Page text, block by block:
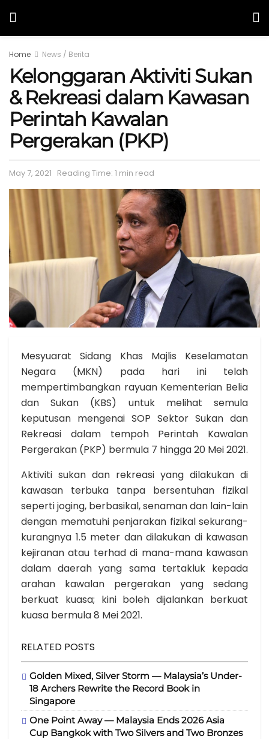
Home News / Berita
Kelonggaran Aktiviti Sukan
& Rekreasi dalam Kawasan
Perintah Kawalan
Pergerakan (PKP)
May 7, 2021 Reading Time: 1 min read
Mesyuarat Sidang Khas Majlis Keselamatan
Negara (MKN) pada hari ini telah
mempertimbangkan rayuan Kementerian Belia
dan Sukan (KBS) untuk melihat semula
keputusan mengenai SOP Sektor Sukan dan
Rekreasi dalam tempoh Perintah Kawalan
Pergerakan (PKP) bermula 7 hingga 20 Mei 2021.
Aktiviti sukan dan rekreasi yang dilakukan di
kawasan terbuka tanpa bersentuhan fizikal
seperti joging, berbasikal, senaman dan lain-lain
dengan mematuhi penjarakan fizikal sekurang-
kurangnya 1.5 meter dan dilakukan di kawasan
kejiranan atau terhad di mana-mana kawasan
dalam daerah yang sama tertakluk kepada
arahan kawalan pergerakan yang sedang
berkuat kuasa; kini boleh dijalankan berkuat
kuasa bermula 8 Mei 2021.
RELATED POSTS
Golden Mixed, Silver Storm — Malaysia’s Under-
18 Archers Rewrite the Record Book in
Singapore
One Point Away — Malaysia Ends 2026 Asia
Cup Bangkok with Two Silvers and Two Bronzes